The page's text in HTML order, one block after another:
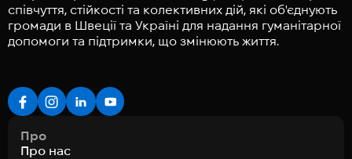
співчуття, стійкості та колективних дій, які об'єднують
громади в Швеції та Україні для надання гуманітарної
допомоги та підтримки, що змінюють життя.
Про
Про нас